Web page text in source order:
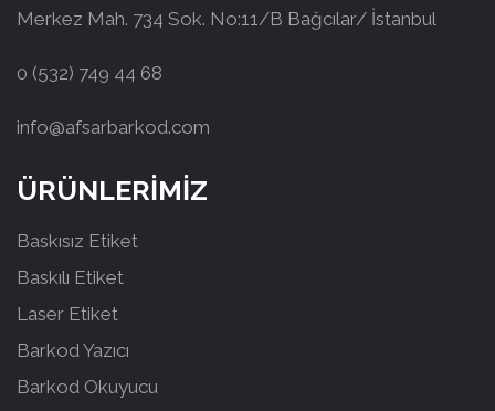
Merkez Mah. 734 Sok. No:11/B Bağcılar/ İstanbul
0 (532) 749 44 68
info@afsarbarkod.com
ÜRÜNLERİMİZ
Baskısız Etiket
Baskılı Etiket
Laser Etiket
Barkod Yazıcı
Barkod Okuyucu